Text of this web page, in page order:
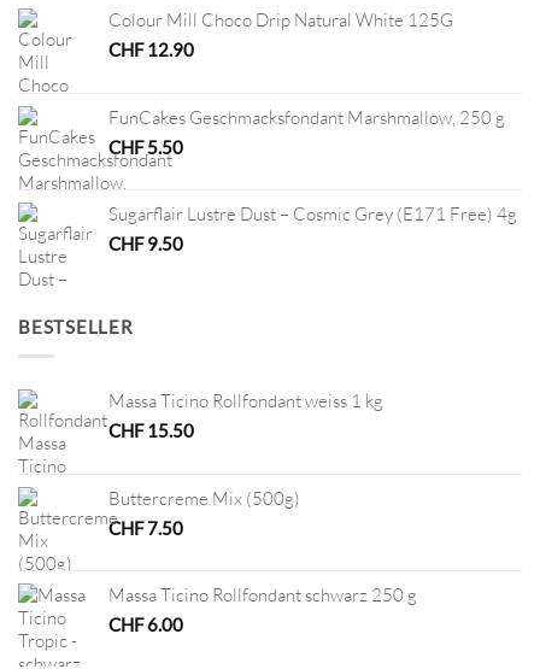
Colour Mill Choco Drip Natural White 125G
CHF12.90
FunCakes Geschmacksfondant Marshmallow, 250 g
CHF5.50
Sugarflair Lustre Dust – Cosmic Grey (E171 Free) 4g
CHF9.50
BESTSELLER
Massa Ticino Rollfondant weiss 1 kg
CHF15.50
Buttercreme Mix (500g)
CHF7.50
Massa Ticino Rollfondant schwarz 250 g
CHF6.00